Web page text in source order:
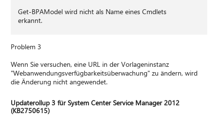
Get-BPAModel wird nicht als Name eines Cmdlets
erkannt.
Problem 3
Wenn Sie versuchen, eine URL in der Vorlageninstanz
"Webanwendungsverfügbarkeitsüberwachung" zu ändern, wird
die Änderung nicht angewendet.
Updaterollup 3 für System Center Service Manager 2012
(KB2750615)